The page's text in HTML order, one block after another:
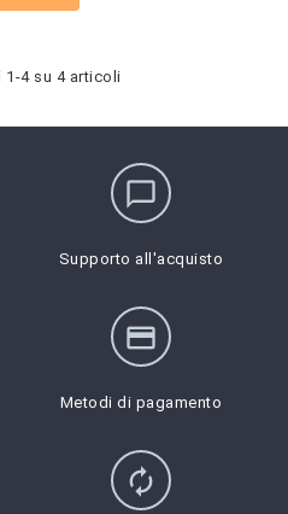
1-4 su 4 articoli
chat_bubble_outline
Supporto all'acquisto
credit_card
Metodi di pagamento
autorenew